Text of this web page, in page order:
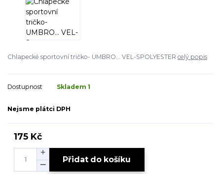
Chlapecké sportovní tričko- UMBRO... VEL-SPOLYESTER celý popis
Dostupnost Skladem 1
Nejsme plátci DPH
175 Kč
Přidat do košíku